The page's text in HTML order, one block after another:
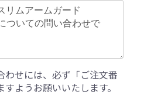
わせには、必ず「ご注文番
ようお願いいたします。